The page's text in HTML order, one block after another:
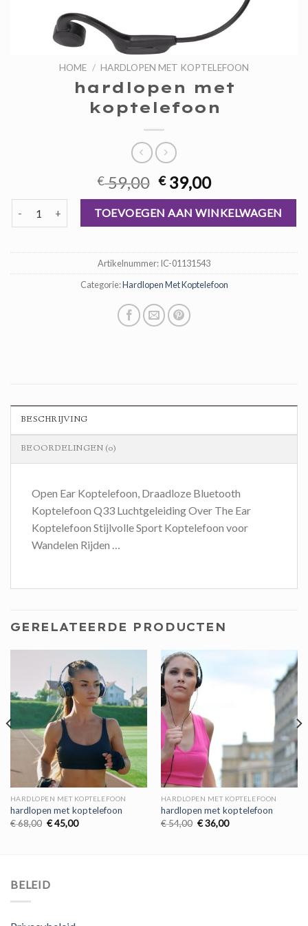
HOME / HARDLOPEN MET KOPTELEFOON
hardlopen met
koptelefoon
€59,00 Oorspronkelijke
prijs
was:
€ 59,00.
€39,00Huidige
prijs
is:
€ 39,00.
hardlopen met koptelefoon aantalTOEVOEGEN AAN WINKELWAGEN
Artikelnummer:IC-01131543
Categorie:Hardlopen Met Koptelefoon
BESCHRIJVING
BEOORDELINGEN (0)
Open Ear Koptelefoon, Draadloze Bluetooth
Koptelefoon Q33 Luchtgeleiding Over The Ear
Koptelefoon Stijlvolle Sport Koptelefoon voor
Wandelen Rijden …
GERELATEERDE PRODUCTEN
HARDLOPEN MET KOPTELEFOON
hardlopen met koptelefoon
€68,00 Oorspronkelijke
€45,00Huidige
HARDLOPEN MET KOPTELEFOON
hardlopen met koptelefoon
€54,00 Oorspronkelijke
€36,00Huidige
BELEID